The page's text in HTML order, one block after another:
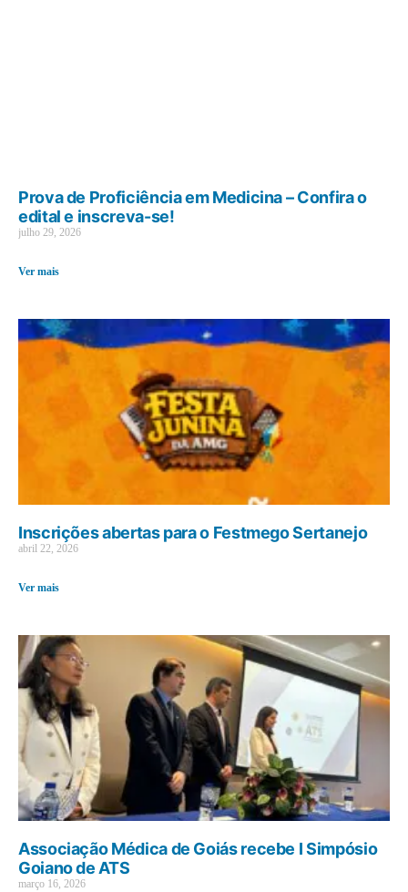
Prova de Proficiência em Medicina – Confira o
edital e inscreva-se!
julho 29, 2026
Ver mais
Inscrições abertas para o Festmego Sertanejo
abril 22, 2026
Ver mais
Associação Médica de Goiás recebe I Simpósio
Goiano de ATS
março 16, 2026